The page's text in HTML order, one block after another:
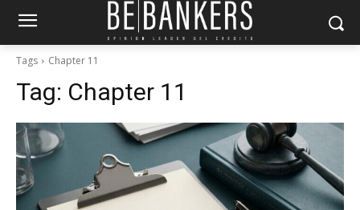
Tags Chapter 11
Tag: Chapter 11